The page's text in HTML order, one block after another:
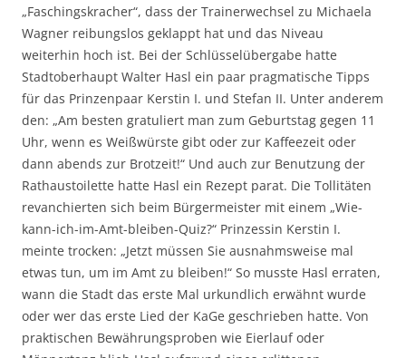
„Faschingskracher“, dass der Trainerwechsel zu Michaela
Wagner reibungslos geklappt hat und das Niveau
weiterhin hoch ist. Bei der Schlüsselübergabe hatte
Stadtoberhaupt Walter Hasl ein paar pragmatische Tipps
für das Prinzenpaar Kerstin I. und Stefan II. Unter anderem
den: „Am besten gratuliert man zum Geburtstag gegen 11
Uhr, wenn es Weißwürste gibt oder zur Kaffeezeit oder
dann abends zur Brotzeit!“ Und auch zur Benutzung der
Rathaustoilette hatte Hasl ein Rezept parat. Die Tollitäten
revanchierten sich beim Bürgermeister mit einem „Wie-
kann-ich-im-Amt-bleiben-Quiz?“ Prinzessin Kerstin I.
meinte trocken: „Jetzt müssen Sie ausnahmsweise mal
etwas tun, um im Amt zu bleiben!“ So musste Hasl erraten,
wann die Stadt das erste Mal urkundlich erwähnt wurde
oder wer das erste Lied der KaGe geschrieben hatte. Von
praktischen Bewährungsproben wie Eierlauf oder